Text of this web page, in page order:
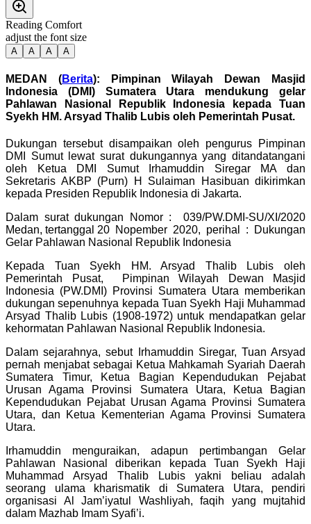
Reading Comfort
adjust the font size
A A A A
MEDAN (Berita): Pimpinan Wilayah Dewan Masjid
Indonesia (DMI) Sumatera Utara mendukung gelar
Pahlawan Nasional Republik Indonesia kepada Tuan
Syekh HM. Arsyad Thalib Lubis oleh Pemerintah Pusat.
Dukungan tersebut disampaikan oleh pengurus Pimpinan
DMI Sumut lewat surat dukungannya yang ditandatangani
oleh Ketua DMI Sumut Irhamuddin Siregar MA dan
Sekretaris AKBP (Purn) H Sulaiman Hasibuan dikirimkan
kepada Presiden Republik Indonesia di Jakarta.
Dalam surat dukungan Nomor : 039/PW.DMI-SU/XI/2020
Medan, tertanggal 20 Nopember 2020, perihal : Dukungan
Gelar Pahlawan Nasional Republik Indonesia
Kepada Tuan Syekh HM. Arsyad Thalib Lubis oleh
Pemerintah Pusat, Pimpinan Wilayah Dewan Masjid
Indonesia (PW.DMI) Provinsi Sumatera Utara memberikan
dukungan sepenuhnya kepada Tuan Syekh Haji Muhammad
Arsyad Thalib Lubis (1908-1972) untuk mendapatkan gelar
kehormatan Pahlawan Nasional Republik Indonesia.
Dalam sejarahnya, sebut Irhamuddin Siregar, Tuan Arsyad
pernah menjabat sebagai Ketua Mahkamah Syariah Daerah
Sumatera Timur, Ketua Bagian Kependudukan Pejabat
Urusan Agama Provinsi Sumatera Utara, Ketua Bagian
Kependudukan Pejabat Urusan Agama Provinsi Sumatera
Utara, dan Ketua Kementerian Agama Provinsi Sumatera
Utara.
Irhamuddin menguraikan, adapun pertimbangan Gelar
Pahlawan Nasional diberikan kepada Tuan Syekh Haji
Muhammad Arsyad Thalib Lubis yakni beliau adalah
seorang ulama kharismatik di Sumatera Utara, pendiri
organisasi Al Jam’iyatul Washliyah, faqih yang mujtahid
dalam Mazhab Imam Syafi’i.